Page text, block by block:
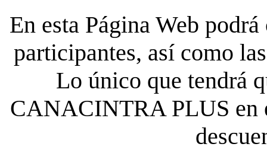
En esta Página Web
participantes, así como
Lo único que tendrá
CANACINTRA PLUS en